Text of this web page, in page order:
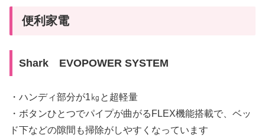
便利家電
Shark EVOPOWER SYSTEM
・ハンディ部分が1㎏と超軽量
・ボタンひとつでパイプが曲がるFLEX機能搭載で、ベッ
ド下などの隙間も掃除がしやすくなっています